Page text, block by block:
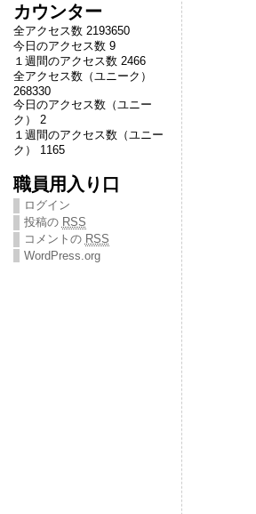
カウンター
全アクセス数 2193650
今日のアクセス数 9
１週間のアクセス数 2466
全アクセス数（ユニーク）
268330
今日のアクセス数（ユニー
ク） 2
１週間のアクセス数（ユニー
ク） 1165
職員用入り口
ログイン
投稿の RSS
コメントの RSS
WordPress.org